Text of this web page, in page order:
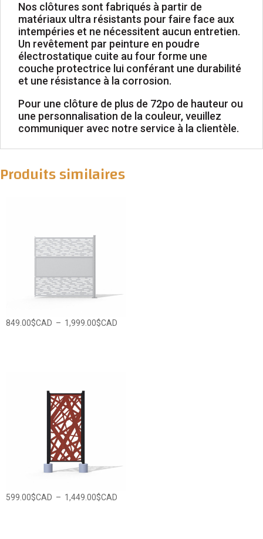
Nos clôtures sont fabriqués à partir de
matériaux ultra résistants pour faire face aux
intempéries et ne nécessitent aucun entretien.
Un revêtement par peinture en poudre
électrostatique cuite au four forme une
couche protectrice lui conférant une durabilité
et une résistance à la corrosion.
Pour une clôture de plus de 72po de hauteur ou
une personnalisation de la couleur, veuillez
communiquer avec notre service à la clientèle.
Produits similaires
849.00$CAD – 1,999.00$CAD
599.00$CAD – 1,449.00$CAD